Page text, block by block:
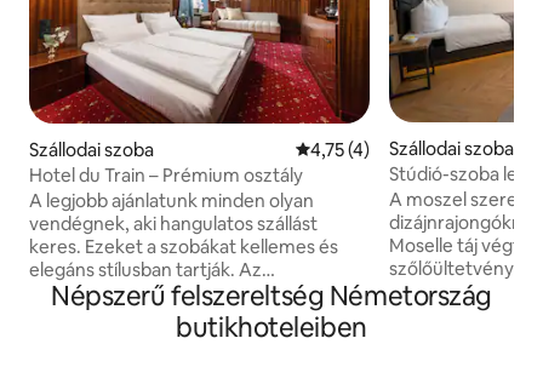
Szállodai szoba Átlagos értékelés: 5/4,75, 4
4,75 (4)
Hotel du Train – Prémium osztály
A legjobb ajánlatunk minden olyan
vendégnek, aki hangulatos szállást
keres. Ezeket a szobákat kellemes és
elegáns stílusban tartják. Az
alkalmazásban. 26 négyzetméter
mindegyikben gyönyörű kilátás nyílik
München történelmi városközpontjára.
Szállodai szoba
Stúdió-szoba
Moselle-re és
A moszel
Moselle táj
szőlőültetvények
közvetlenül a
ágyadból. A tágas erkéllyel rendelkező
Népszerű felszereltség Németország
butikhoteleiben